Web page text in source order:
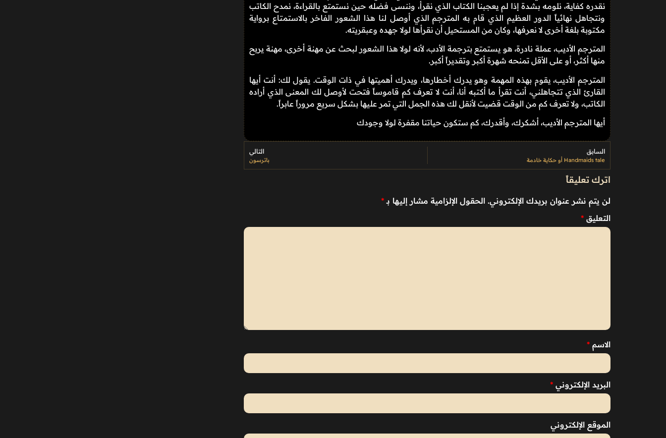
نقدره كفاية، نلومه بشدة إذا لم يعجبنا الكتاب الذي نقرأ، وننسى فضله حين نستمتع بالقراءة، نمدح الكاتب
ونتجاهل نهائياً الدور العظيم الذي قام به المترجم الذي أوصل لنا هذا الشعور الفاخر بالاستمتاع برواية
مكتوبة بلغة أخرى لا نعرفها، وكان من المستحيل أن نقرأها لولا جهده وعبقريته.
المترجم الأديب، عملة نادرة، هو يستمتع بترجمة الأدب، لأنه لولا هذا الشعور لبحث عن مهنة أخرى، مهنة يربح
منها أكثر، أو على الأقل تمنحه شهرة أكبر وتقديراً أكبر.
المترجم الأديب، يقوم بهذه المهمة وهو يدرك أخطارها، ويدرك أهميتها في ذات الوقت. يقول لك: أنت أيها
القارئ الذي تتجاهلني، أنت تقرأ ما أكتبه أنا، أنت لا تعرف كم قاموساً فتحت لأوصل لك المعنى الذي أراده
الكاتب، ولا تعرف كم من الوقت قضيت لأنقل لك هذه الجمل التي تمر عليها بشكل سريع مروراً عابراً.
أيها المترجم الأديب، أشكرك، وأقدرك، كم ستكون حياتنا مقفرة لولا وجودك
السابق
Handmaids tale أو حكاية خادمة
التالي
باترسون
اترك تعليقاً
لن يتم نشر عنوان بريدك الإلكتروني. الحقول الإلزامية مشار إليها بـ *
التعليق *
الاسم *
البريد الإلكتروني *
الموقع الإلكتروني